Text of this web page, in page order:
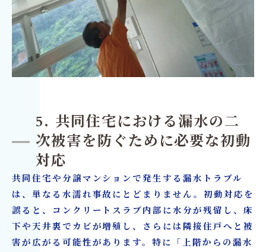
5. 共同住宅における漏水の二
次被害を防ぐために必要な初動
対応
共同住宅や分譲マンションで発生する漏水トラブル
は、単なる水濡れ事故にとどまりません。初動対応を
誤ると、コンクリートスラブ内部に水分が残留し、床
下や天井裏でカビが増殖し、さらには隣接住戸へと被
害が広がる可能性があります。特に「上階からの漏水